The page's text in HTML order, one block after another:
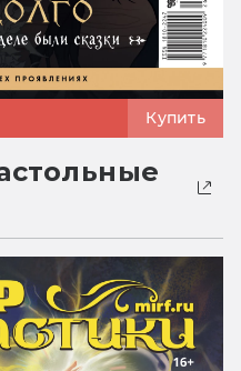
Купить